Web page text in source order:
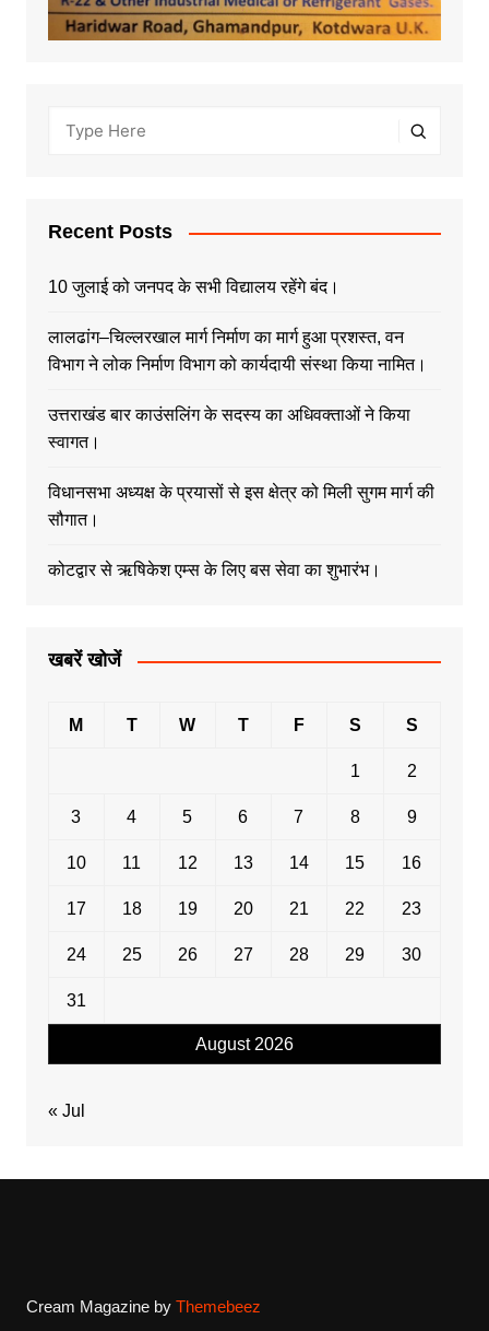
Recent Posts
10 जुलाई को जनपद के सभी विद्यालय रहेंगे बंद।
लालढांग–चिल्लरखाल मार्ग निर्माण का मार्ग हुआ प्रशस्त, वन
विभाग ने लोक निर्माण विभाग को कार्यदायी संस्था किया नामित।
उत्तराखंड बार काउंसलिंग के सदस्य का अधिवक्ताओं ने किया
स्वागत।
विधानसभा अध्यक्ष के प्रयासों से इस क्षेत्र को मिली सुगम मार्ग की
सौगात।
कोटद्वार से ऋषिकेश एम्स के लिए बस सेवा का शुभारंभ।
खबरें खोजें
August 2026
M T W T F S S
1 2
3 4 5 6 7 8 9
10 11 12 13 14 15 16
17 18 19 20 21 22 23
24 25 26 27 28 29 30
31
« Jul
Cream Magazine by Themebeez